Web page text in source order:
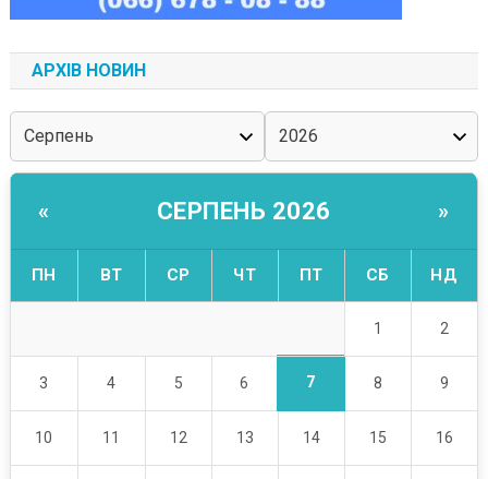
АРХІВ НОВИН
« СЕРПЕНЬ 2026 »
ПН ВТ СР ЧТ ПТ СБ НД
1 2
3 4 5 6 7 8 9
10 11 12 13 14 15 16